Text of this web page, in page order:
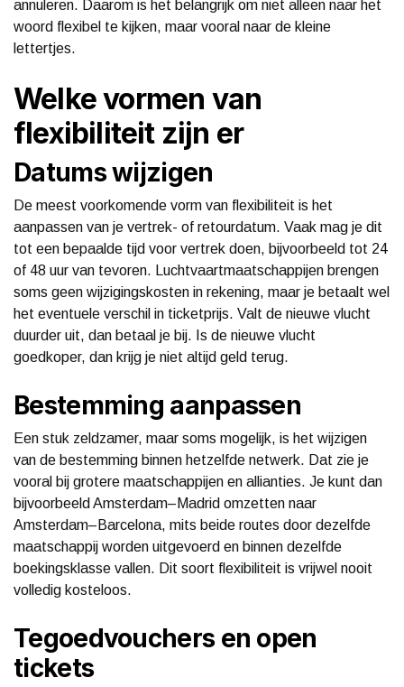
annuleren. Daarom is het belangrijk om niet alleen naar het
woord flexibel te kijken, maar vooral naar de kleine
lettertjes.
Welke vormen van
flexibiliteit zijn er
Datums wijzigen
De meest voorkomende vorm van flexibiliteit is het
aanpassen van je vertrek- of retourdatum. Vaak mag je dit
tot een bepaalde tijd voor vertrek doen, bijvoorbeeld tot 24
of 48 uur van tevoren. Luchtvaartmaatschappijen brengen
soms geen wijzigingskosten in rekening, maar je betaalt wel
het eventuele verschil in ticketprijs. Valt de nieuwe vlucht
duurder uit, dan betaal je bij. Is de nieuwe vlucht
goedkoper, dan krijg je niet altijd geld terug.
Bestemming aanpassen
Een stuk zeldzamer, maar soms mogelijk, is het wijzigen
van de bestemming binnen hetzelfde netwerk. Dat zie je
vooral bij grotere maatschappijen en allianties. Je kunt dan
bijvoorbeeld Amsterdam–Madrid omzetten naar
Amsterdam–Barcelona, mits beide routes door dezelfde
maatschappij worden uitgevoerd en binnen dezelfde
boekingsklasse vallen. Dit soort flexibiliteit is vrijwel nooit
volledig kosteloos.
Tegoedvouchers en open
tickets